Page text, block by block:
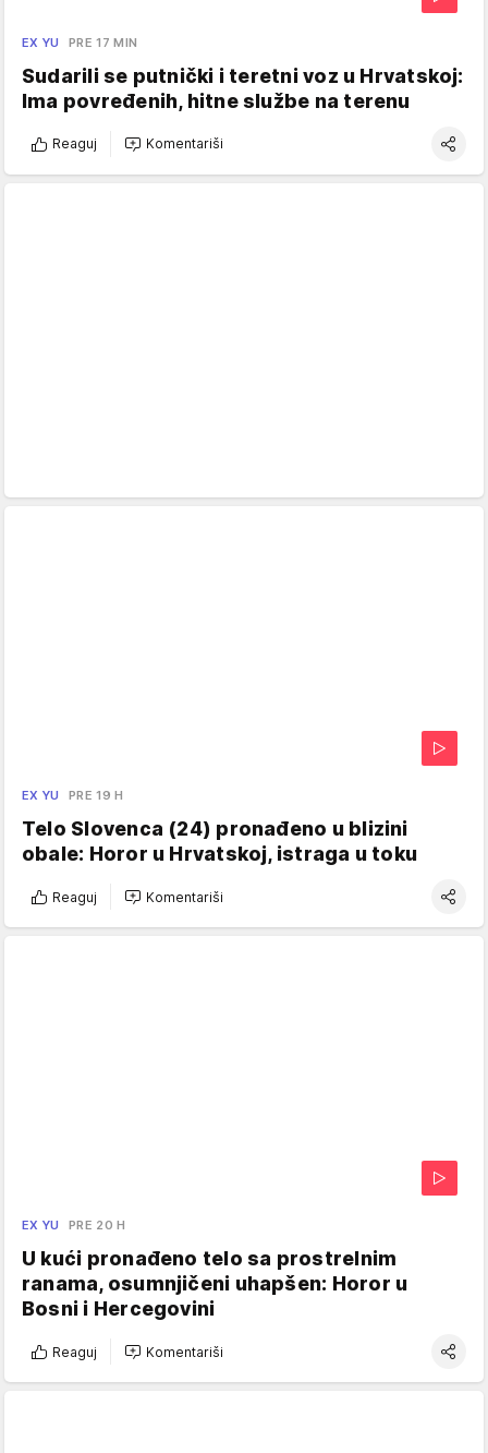
EX YU PRE 17 MIN
Sudarili se putnički i teretni voz u Hrvatskoj:
Ima povređenih, hitne službe na terenu
Reaguj Komentariši
EX YU PRE 19 H
Telo Slovenca (24) pronađeno u blizini
obale: Horor u Hrvatskoj, istraga u toku
Reaguj Komentariši
EX YU PRE 20 H
U kući pronađeno telo sa prostrelnim
ranama, osumnjičeni uhapšen: Horor u
Bosni i Hercegovini
Reaguj Komentariši